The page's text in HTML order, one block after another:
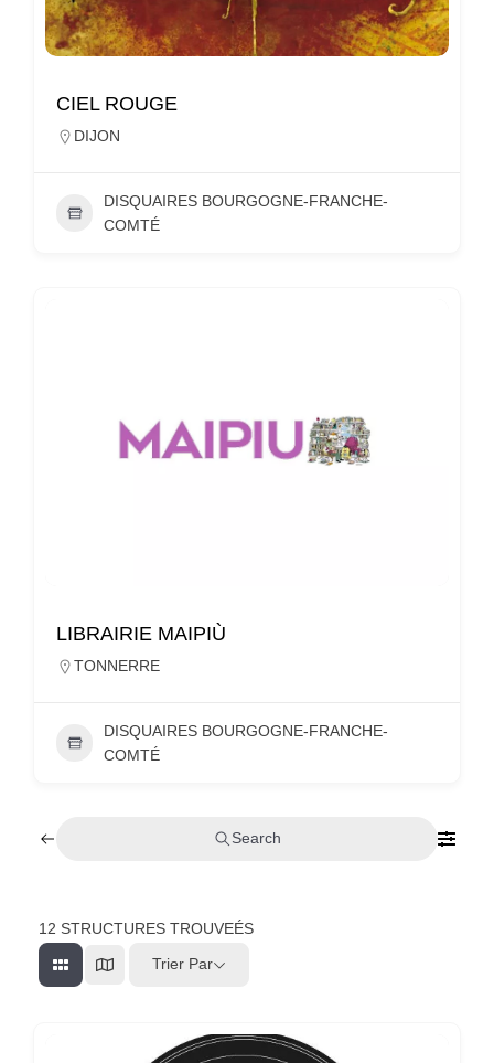
CIEL ROUGE
DIJON
DISQUAIRES BOURGOGNE-FRANCHE-
COMTÉ
LIBRAIRIE MAIPIÙ
TONNERRE
DISQUAIRES BOURGOGNE-FRANCHE-
COMTÉ
Search
12 STRUCTURES TROUVEÉS
Trier Par